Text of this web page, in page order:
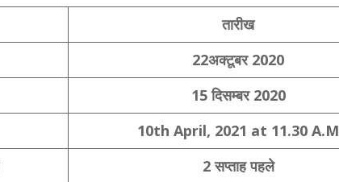
तारीख
22अक्टूबर 2020
15 दिसम्बर 2020
10th April, 2021 at 11.30 A.M
2 सप्ताह पहले